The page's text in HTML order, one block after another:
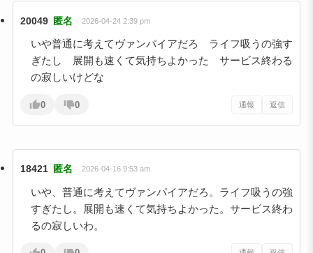
20049 匿名 2026-04-24 2:39 pm
いや普通に考えてヴァンパイアだろ ライフ吸うの強す
ぎたし 展開も速くて気持ちよかった サービス終わる
の寂しいけどな
0 0 通報 返信
18421 匿名 2026-04-16 9:53 am
いや、普通に考えてヴァンパイアだろ。ライフ吸うの強
すぎたし。展開も速くて気持ちよかった。サービス終わ
るの寂しいわ。